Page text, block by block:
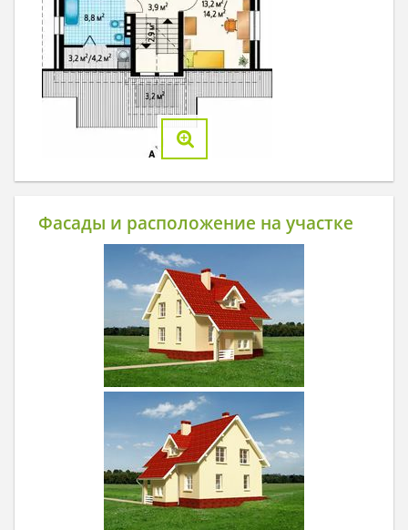
Фасады и расположение на участке